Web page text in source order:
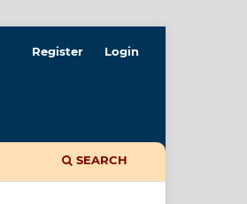
SEARCH
Register Login